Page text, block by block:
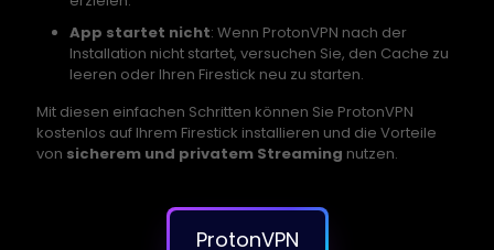
App startet nicht: Wenn ProtonVPN nach der
Installation nicht startet, versuchen Sie, den Cache zu
leeren oder Ihren Firestick neu zu starten.
Mit diesen einfachen Schritten können Sie ProtonVPN
kostenlos auf Ihrem Firestick installieren und die Vorteile
von sicherem und privatem Streaming nutzen.
ProtonVPN